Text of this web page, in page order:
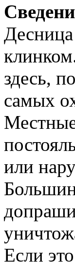
здесь,
самых
или
Если